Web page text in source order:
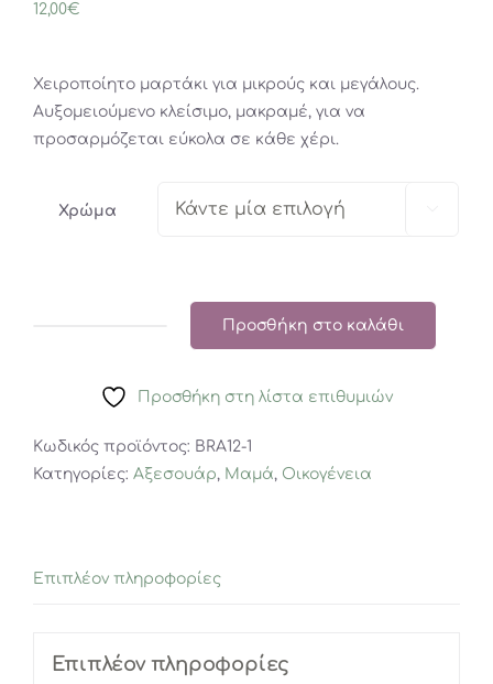
12,00€
Χειροποίητο μαρτάκι για μικρούς και μεγάλους.
Αυξομειούμενο κλείσιμο, μακραμέ, για να
προσαρμόζεται εύκολα σε κάθε χέρι.
Χρώμα
Καρδιά
Προσθήκη στο καλάθι
Προσθήκη στη λίστα επιθυμιών
Κωδικός προϊόντος: BRA12-1
Κατηγορίες: Αξεσουάρ, Μαμά, Οικογένεια
Επιπλέον πληροφορίες
Επιπλέον πληροφορίες